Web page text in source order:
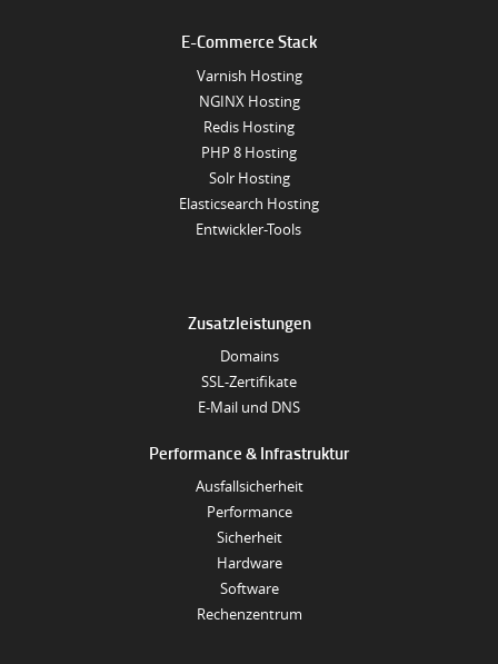
E-Commerce Stack
Varnish Hosting
NGINX Hosting
Redis Hosting
PHP 8 Hosting
Solr Hosting
Elasticsearch Hosting
Entwickler-Tools
Zusatzleistungen
Domains
SSL-Zertifikate
E-Mail und DNS
Performance & Infrastruktur
Ausfallsicherheit
Performance
Sicherheit
Hardware
Software
Rechenzentrum